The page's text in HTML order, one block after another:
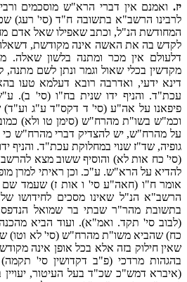
יז. ואמנם אין דברי הרא"ש מוסכמים
לרבינו הרשב"א בתשובה ח"ד (סי' רעג)
המחודשת הנ"ל, וכתב שאפילו שאל אדם
לקדש בה את האשה אינה מקודשת, דשאלה
דלעולם אין מכר ומתנה בלשון שאלה.
מקדשין בכלי שאול וגמר ונתן לשם מתנה,
דינא ידעי, ואדרבה רובא דעלמא טעו
עכת"ד. והניף ידו שנית בח"ו (סי' ב).
פיפאנו על אה"ע (סי' ד דקס"ד ע"ג וע"ד)
וכמ"ש בשו"ת מהרח"ש (סימן טו ולא)
על מהרח"ש, יש להצדיק דברי מהרח"ש כי
גופיה, שד"ז שנוי במחלוקת עכת"ד. והניף
(סי' כח אות לא) והוסיף ששוב מצא
להדיא על הרא"ש. ע"כ. וכן ראיתי למרן
אומר ח"ו (חאה"ע סי' ו אות ז) שעמד שם
הרשב"א הנ"ל שאינו מסכים לחידושו
בתשובת מהר"ר שבתי בר שמואל
(לבוב סי' תקד. ואמ"א). ועוד הביא
כח) שהביא משו"ת מהרח"ש (סי' לא וטו)
שאין חילוק בזה אלא בכל אופן אינה
בהגהות מרדכי (פ"ב דקדושין סי'
(איברא דמש"כ שכ"ד בעל העיטור,